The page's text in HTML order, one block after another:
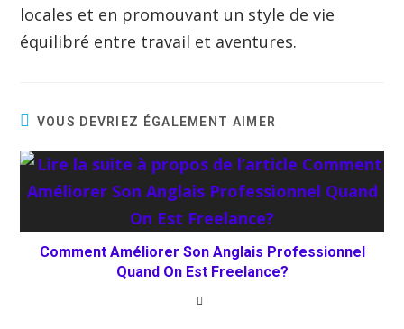
locales et en promouvant un style de vie
équilibré entre travail et aventures.
VOUS DEVRIEZ ÉGALEMENT AIMER
Comment Améliorer Son Anglais Professionnel
Quand On Est Freelance?